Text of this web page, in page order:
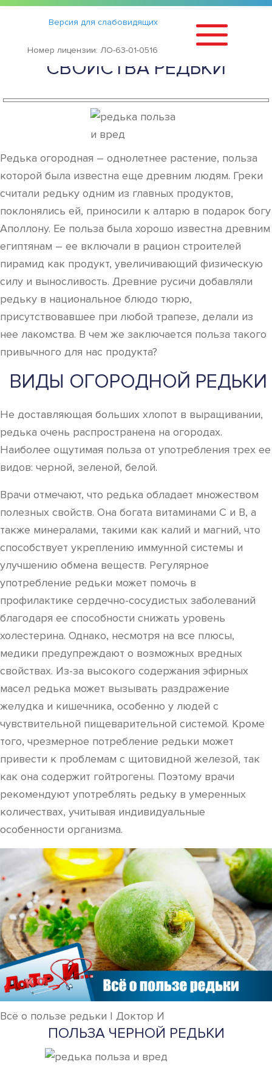
Версия для слабовидящих
Номер лицензии: ЛО-63-01-0516
Статьи ›
ПОЛЕЗНЫЕ И ВРЕДНЫЕ
СВОЙСТВА РЕДЬКИ
Редька огородная – однолетнее растение, польза
которой была известна еще древним людям. Греки
считали редьку одним из главных продуктов,
поклонялись ей, приносили к алтарю в подарок богу
Аполлону. Ее польза была хорошо известна древним
египтянам – ее включали в рацион строителей
пирамид как продукт, увеличивающий физическую
силу и выносливость. Древние русичи добавляли
редьку в национальное блюдо тюрю,
присутствовавшее при любой трапезе, делали из
нее лакомства. В чем же заключается польза такого
привычного для нас продукта?
ВИДЫ ОГОРОДНОЙ РЕДЬКИ
Не доставляющая больших хлопот в выращивании,
редька очень распространена на огородах.
Наиболее ощутимая польза от употребления трех ее
видов: черной, зеленой, белой.
Врачи отмечают, что редька обладает множеством
полезных свойств. Она богата витаминами C и B, а
также минералами, такими как калий и магний, что
способствует укреплению иммунной системы и
улучшению обмена веществ. Регулярное
употребление редьки может помочь в
профилактике сердечно-сосудистых заболеваний
благодаря ее способности снижать уровень
холестерина. Однако, несмотря на все плюсы,
медики предупреждают о возможных вредных
свойствах. Из-за высокого содержания эфирных
масел редька может вызывать раздражение
желудка и кишечника, особенно у людей с
чувствительной пищеварительной системой. Кроме
того, чрезмерное потребление редьки может
привести к проблемам с щитовидной железой, так
как она содержит гойтрогены. Поэтому врачи
рекомендуют употреблять редьку в умеренных
количествах, учитывая индивидуальные
особенности организма.
Всё о пользе редьки | Доктор И
ПОЛЬЗА ЧЕРНОЙ РЕДЬКИ